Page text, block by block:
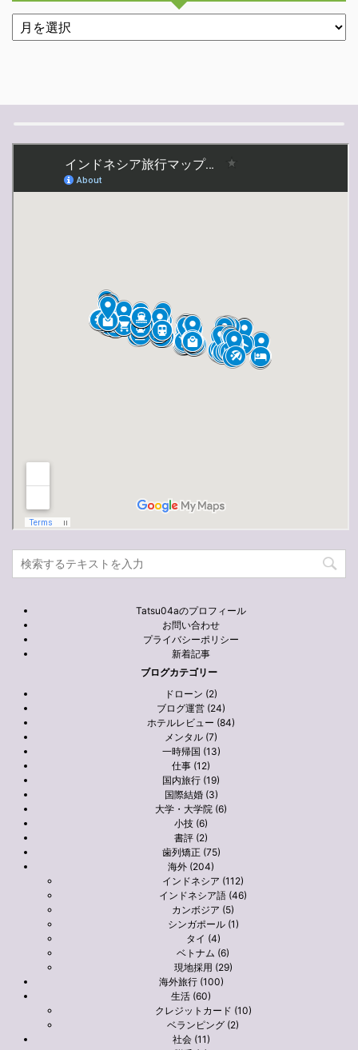
Tatsu04aのプロフィール
お問い合わせ
プライバシーポリシー
新着記事
ブログカテゴリー
ドローン (2)
ブログ運営 (24)
ホテルレビュー (84)
メンタル (7)
一時帰国 (13)
仕事 (12)
国内旅行 (19)
国際結婚 (3)
大学・大学院 (6)
小技 (6)
書評 (2)
歯列矯正 (75)
海外 (204)
インドネシア (112)
インドネシア語 (46)
カンボジア (5)
シンガポール (1)
タイ (4)
ベトナム (6)
現地採用 (29)
海外旅行 (100)
生活 (60)
クレジットカード (10)
ベランピング (2)
社会 (11)